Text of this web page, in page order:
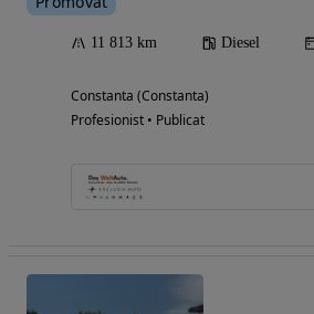
11 813 km Diesel
Constanta (Constanta)
Profesionist • Publicat